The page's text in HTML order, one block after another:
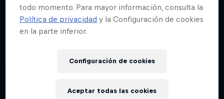
Videos relacionados
todo momento. Para mayor información, consulta la
Política de privacidad y la Configuración de cookies
en la parte inferior.
Configuración de cookies
Aceptar todas las cookies